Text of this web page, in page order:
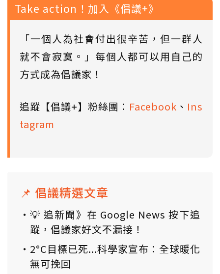
Take action！加入《倡議+》
「一個人為社會付出很辛苦，但一群人
就不會寂寞。」每個人都可以用自己的
方式成為倡議家！
追蹤【倡議+】粉絲團： Facebook 、 Ins
tagram
📌 倡議精選文章
💡 追新聞》在 Google News 按下追
蹤，倡議家好文不漏接！
2°C目標已死...科學家宣布：全球暖化
無可挽回